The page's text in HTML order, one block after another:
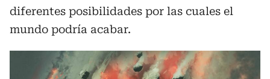
diferentes posibilidades por las cuales el
mundo podría acabar.